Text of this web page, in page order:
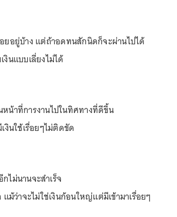
ยอยู่บ้าง แต่ถ้าอดทนสักนิดก็จะผ่านไปได้
นแบบเลี่ยงไม่ได้
น้าที่การงานไปในทิศทางที่ดีขึ้น
งินใช้เรื่อยๆไม่ติดขัด
ไม่นานจะสำเร็จ
ม้ว่าจะไม่ใช่เงินก้อนใหญ่แต่มีเข้ามาเรื่อยๆ